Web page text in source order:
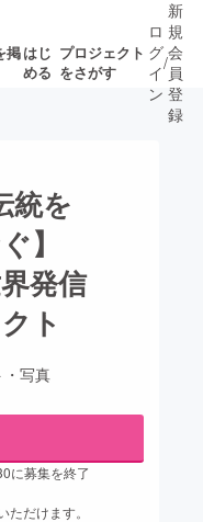
掲はじ
める
プロジェクト
をさがす
終了が近いプ
ェクト
書籍・雑誌
ロ
グ
イ
ン
/
新
規
会
員
登
録
統を
】
発信
ト
・写真
に募集を終了
だけます。